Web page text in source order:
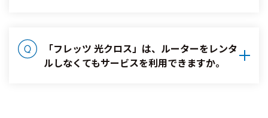
「フレッツ 光クロス」は、ルーターをレンタ
ルしなくてもサービスを利用できますか。